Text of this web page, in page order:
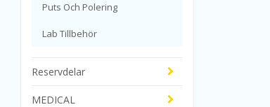
Puts Och Polering
Lab Tillbehör
Reservdelar
MEDICAL